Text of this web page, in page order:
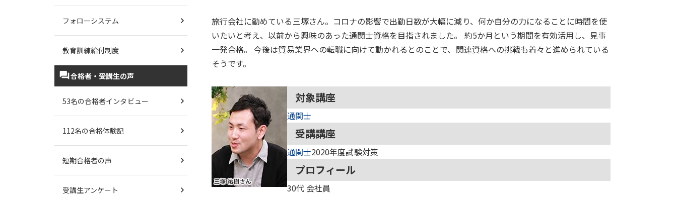
旅行会社に勤めている三塚さん。コロナの影響で出勤日数が大幅に減り、何か自分の力になることに時間を使
いたいと考え、以前から興味のあった通関士資格を目指されました。 約5か月という期間を有効活用し、見事
一発合格。 今後は貿易業界への転職に向けて動かれるとのことで、関連資格への挑戦も着々と進められている
そうです。
対象講座
通関士
受講講座
通関士2020年度試験対策
プロフィール
30代 会社員
フォローシステム
教育訓練給付制度
合格者・受講生の声
53名の合格者インタビュー
112名の合格体験記
短期合格者の声
受講生アンケート